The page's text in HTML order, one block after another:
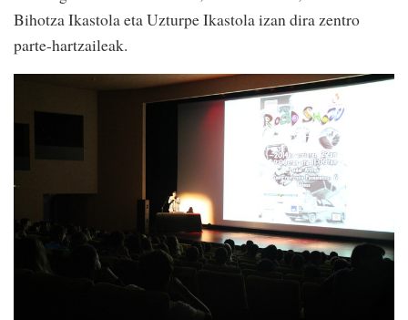
Bihotza Ikastola eta Uzturpe Ikastola izan dira zentro
parte-hartzaileak.